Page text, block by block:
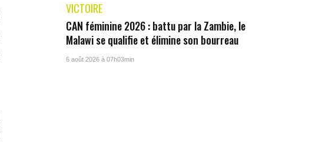
VICTOIRE
CAN féminine 2026 : battu par la Zambie, le
Malawi se qualifie et élimine son bourreau
6 août 2026 à 07h03min